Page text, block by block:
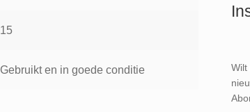
15
Gebruikt en in goede conditie
Wilt